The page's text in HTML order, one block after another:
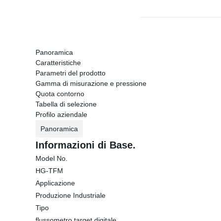
Panoramica
Caratteristiche
Parametri del prodotto
Gamma di misurazione e pressione
Quota contorno
Tabella di selezione
Profilo aziendale
Panoramica
Informazioni di Base.
Model No.
HG-TFM
Applicazione
Produzione Industriale
Tipo